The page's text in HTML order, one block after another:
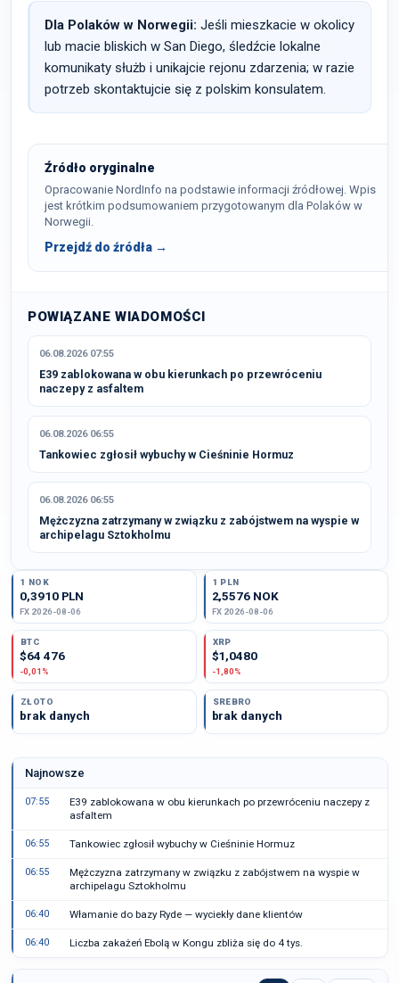
Dla Polaków w Norwegii: Jeśli mieszkacie w okolicy
lub macie bliskich w San Diego, śledźcie lokalne
komunikaty służb i unikajcie rejonu zdarzenia; w razie
potrzeb skontaktujcie się z polskim konsulatem.
Źródło oryginalne
Opracowanie NordInfo na podstawie informacji źródłowej. Wpis
jest krótkim podsumowaniem przygotowanym dla Polaków w
Norwegii.
Przejdź do źródła →
POWIĄZANE WIADOMOŚCI
06.08.2026 07:55
E39 zablokowana w obu kierunkach po przewróceniu
naczepy z asfaltem
06.08.2026 06:55
Tankowiec zgłosił wybuchy w Cieśninie Hormuz
06.08.2026 06:55
Mężczyzna zatrzymany w związku z zabójstwem na wyspie w
archipelagu Sztokholmu
1 NOK
0,3910 PLN
FX 2026-08-06
1 PLN
2,5576 NOK
FX 2026-08-06
BTC
$64 476
-0,01%
XRP
$1,0480
-1,80%
ZŁOTO
brak danych
SREBRO
brak danych
Najnowsze
07:55
E39 zablokowana w obu kierunkach po przewróceniu naczepy z
asfaltem
06:55 Tankowiec zgłosił wybuchy w Cieśninie Hormuz
06:55
Mężczyzna zatrzymany w związku z zabójstwem na wyspie w
archipelagu Sztokholmu
06:40 Włamanie do bazy Ryde — wyciekły dane klientów
06:40 Liczba zakażeń Ebolą w Kongu zbliża się do 4 tys.